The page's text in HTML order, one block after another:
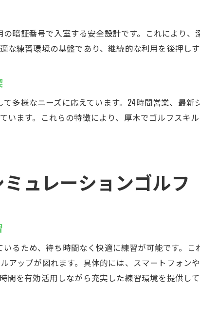
シミュレーションゴルフで実践力を磨く
最新設備でフォーム改善も効率的に
無料体験でインドアゴルフの楽しさ実感
最新技術でゴルフ練習：厚木市のCaddy
世界のコースを体験できるインドア空間
厚木市のインドアゴルフスクールCaddy
インドアゴルフスクールで効率的な技術向上
個別指導で初心者も安心してスタート
24時間利用可能な快適な練習環境
暗証番号で入室する安全設計です。これにより
練習環境の基盤であり、継続的な利用を後押しす
多様なニーズに応えています。24時間営業、最
います。これらの特徴により、厚木でゴルフスキ
ュレーションゴルフ
るため、待ち時間なく快適に練習が可能です。
アップが図れます。具体的には、スマートフォン
を有効活用しながら充実した練習環境を提供して